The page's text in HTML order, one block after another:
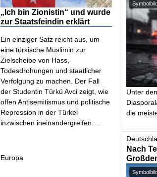
„Ich bin Zionistin“ und wurde
zur Staatsfeindin erklärt
Ein einziger Satz reicht aus, um
eine türkische Muslimin zur
Zielscheibe von Hass,
Todesdrohungen und staatlicher
Verfolgung zu machen. Der Fall
der Studentin Türkü Avci zeigt, wie
offen Antisemitismus und politische
Repression in der Türkei
inzwischen ineinandergreifen....
Europa
Unter
die
Nach